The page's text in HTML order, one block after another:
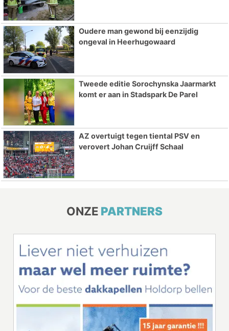
Oudere man gewond bij eenzijdig
ongeval in Heerhugowaard
Tweede editie Sorochynska Jaarmarkt
komt er aan in Stadspark De Parel
AZ overtuigt tegen tiental PSV en
verovert Johan Cruijff Schaal
ONZE PARTNERS